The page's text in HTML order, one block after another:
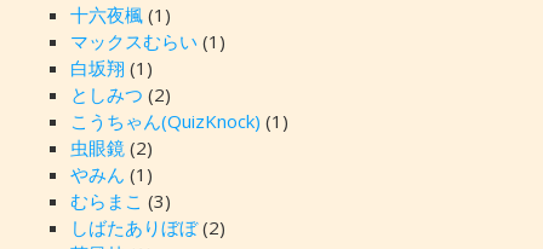
十六夜楓(1)
マックスむらい (1)
白坂翔 (1)
としみつ (2)
こうちゃん(QuizKnock) (1)
虫眼鏡(2)
やみん (1)
むらまこ (3)
しばたありぼぼ(2)